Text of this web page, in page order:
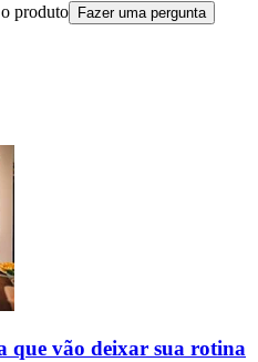
produto Fazer uma pergunta
que vão deixar sua rotina